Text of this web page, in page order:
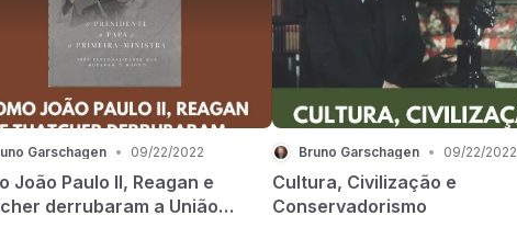
Garschagen • 09/22/2022
João Paulo II, Reagan e
derrubaram a União
Bruno Garschagen • 09/22/2022
Cultura, Civilização e
Conservadorismo